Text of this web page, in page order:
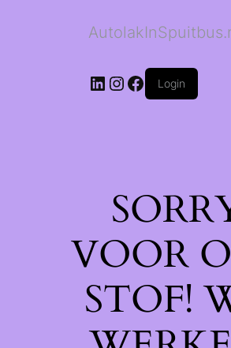
LinkedIn
Instagram
Facebook
Login
VOOR
STOF!